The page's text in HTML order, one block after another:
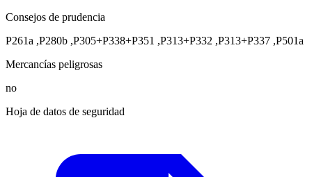
Consejos de prudencia
P261a ,P280b ,P305+P338+P351 ,P313+P332 ,P313+P337 ,P501a
Mercancías peligrosas
no
Hoja de datos de seguridad